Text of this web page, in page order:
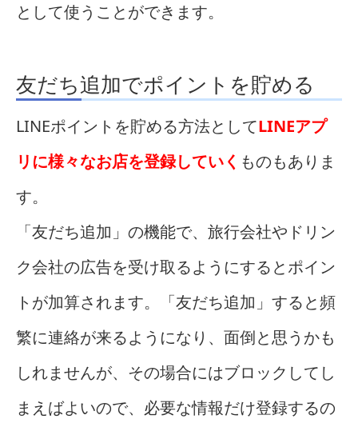
として使うことができます。
友だち追加でポイントを貯める
LINEポイントを貯める方法としてLINEアプ
リに様々なお店を登録していく ものもありま
す。
「友だち追加」の機能で、旅行会社やドリン
ク会社の広告を受け取るようにするとポイン
トが加算されます。「友だち追加」すると頻
繁に連絡が来るようになり、面倒と思うかも
しれませんが、その場合にはブロックしてし
まえばよいので、必要な情報だけ登録するの